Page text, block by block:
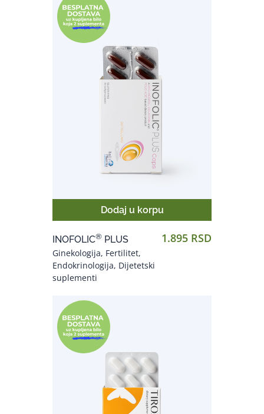
Dodaj u korpu
INOFOLIC® PLUS
Ginekologija, Fertilitet,
Endokrinologija, Dijetetski
suplementi
1.895 RSD